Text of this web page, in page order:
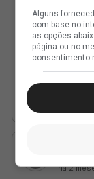
Alguns
com base no
as opções
página ou no
consentimento